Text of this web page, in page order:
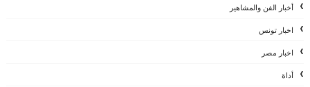
أخبار الفن والمشاهير
اخبار تونس
اخبار مصر
أداة